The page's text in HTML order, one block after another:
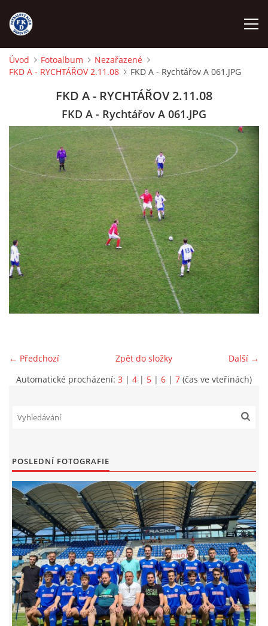
ÚVOD
FKD A
FKD B
STARŠÍ DOROST
STARŠÍ ŽÁCI
MLADŠÍ ŽÁCI
STARŠÍ PŘÍPRAVKA R 2012 + 2013
ARCHÍV
DOTACE
FKD, z.s.
Drnovice 704
68304 Drnovice
ičo 27005305
Úvod Fotoalbum
Nezařazené
FKD A - RYCHTÁŘOV 2.11.08
FKD A - Rychtářov A 061.JPG
FKD A - RYCHTÁŘOV 2.11.08
FKD A - Rychtářov A 061.JPG
← Předchozí Další →
Zpět do složky
Automatické procházení: 3 | 4 | 5 | 6 | 7 (čas ve vteřinách)
POSLEDNÍ FOTOGRAFIE